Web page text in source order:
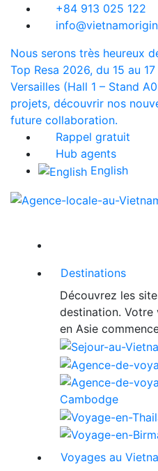
+84 913 025 122
Nous serons très heureux
Top Resa 2026, du 15 au
Versailles (Hall 1 – Stand
projets, découvrir nos
future collaboration.
Rappel gratuit
Hub agents
English
Destinations
Découvrez les
destination. Votre
en Asie
Cambodge
Voyages au